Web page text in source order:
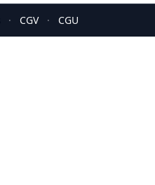
· CGV · CGU